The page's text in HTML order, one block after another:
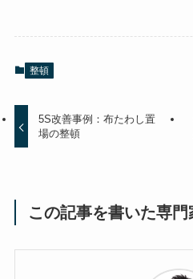
整頓
5S改善事例：布たわし置
場の整頓
この記事を書いた専門